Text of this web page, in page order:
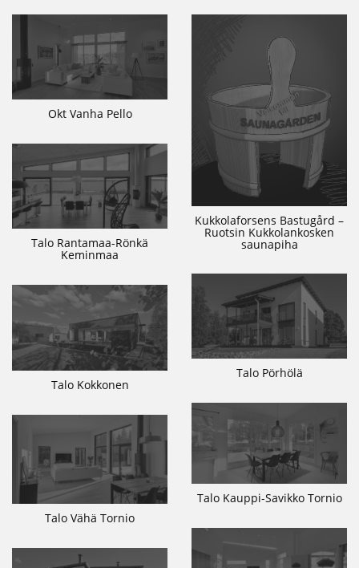
Okt Vanha Pello
Kukkolaforsens Bastugård –
Ruotsin Kukkolankosken
saunapiha
Talo Rantamaa-Rönkä
Keminmaa
Talo Pörhölä
Talo Kokkonen
Talo Kauppi-Savikko Tornio
Talo Vähä Tornio